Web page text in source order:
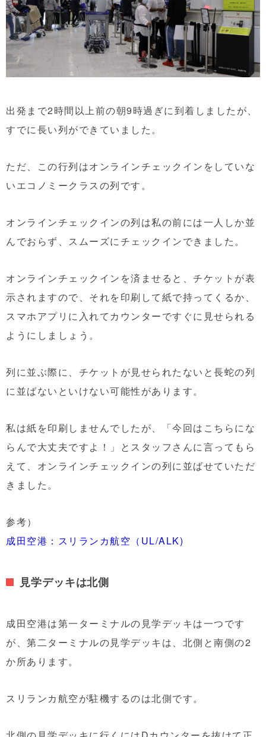
出発まで2時間以上前の朝9時過ぎに到着しましたが、
すでに長い列ができていました。
ただ、この行列はオンラインチェックインをしていな
いエコノミークラスの列です。
オンラインチェックインの列は私の前には一人しか並
んでおらず、スムーズにチェックインできました。
オンラインチェックインを済ませると、チケットが表
示されますので、それを印刷して紙で持ってくるか、
スマホアプリに入れてカウンターですぐに見せられる
ようにしましょう。
列に並ぶ際に、チケットが見せられたないと長蛇の列
に並ばないといけない可能性があります。
私は紙を印刷しませんでしたが、「今回はこちらにな
らんで大丈夫ですよ！」とスタッフさんに言ってもら
えて、オンラインチェックインの列に並ばせていただ
きました。
参考）
成田空港：スリランカ航空（UL/ALK)
見学デッキは北側
成田空港は第一ターミナルの見学デッキは一つです
が、第二ターミナルの見学デッキは、北側と南側の2
か所あります。
スリランカ航空が駐機するのは北側です。